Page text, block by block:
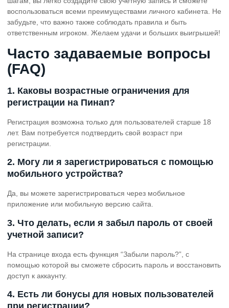
воспользоваться всеми преимуществами личного кабинета. Не
забудьте, что важно также соблюдать правила и быть
ответственным игроком. Желаем удачи и больших выигрышей!
Часто задаваемые вопросы
(FAQ)
1. Каковы возрастные ограничения для
регистрации на Пинап?
Регистрация возможна только для пользователей старше 18
лет. Вам потребуется подтвердить свой возраст при
регистрации.
2. Могу ли я зарегистрироваться с помощью
мобильного устройства?
Да, вы можете зарегистрироваться через мобильное
приложение или мобильную версию сайта.
3. Что делать, если я забыл пароль от своей
учетной записи?
На странице входа есть функция “Забыли пароль?”, с
помощью которой вы сможете сбросить пароль и восстановить
доступ к аккаунту.
4. Есть ли бонусы для новых пользователей
при регистрации?